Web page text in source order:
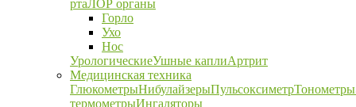
ртаЛОР органы
Горло
Ухо
Нос
УрологическиеУшные каплиАртрит
Медицинская техника
ГлюкометрыНибулайзерыПульсоксиметрТонометры
термометрыИнгаляторы